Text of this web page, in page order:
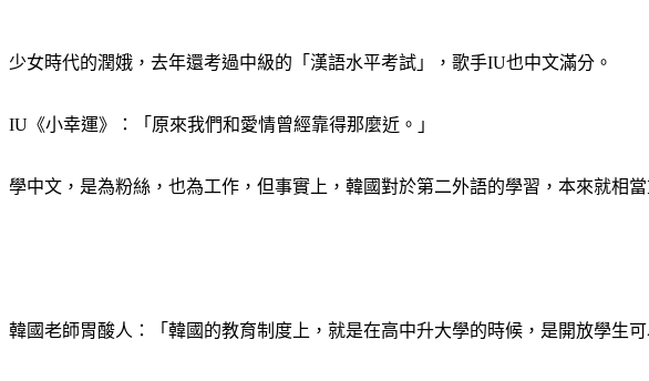
少女時代的潤娥，去年還考過中級的「漢語水平考試」，歌手IU也中文滿分。
IU《小幸運》：「原來我們和愛情曾經靠得那麼近。」
學中文，是為粉絲，也為工作，但事實上，韓國對於第二外語的學習，本來就相當
韓國老師胃酸人：「韓國的教育制度上，就是在高中升大學的時候，是開放學生